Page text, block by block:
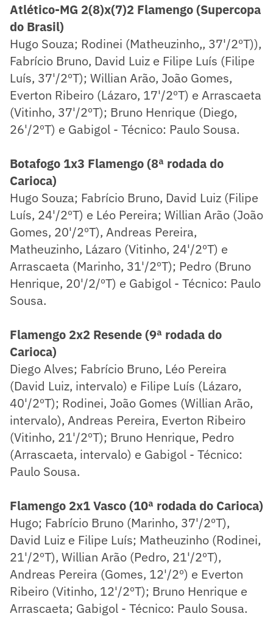
Atlético-MG 2(8)x(7)2 Flamengo (Supercopa
do Brasil)
Hugo Souza; Rodinei (Matheuzinho,, 37'/2ºT)),
Fabrício Bruno, David Luiz e Filipe Luís (Filipe
Luís, 37'/2ºT); Willian Arão, João Gomes,
Everton Ribeiro (Lázaro, 17'/2ºT) e Arrascaeta
(Vitinho, 37'/2ºT); Bruno Henrique (Diego,
26'/2ºT) e Gabigol - Técnico: Paulo Sousa.
Botafogo 1x3 Flamengo (8ª rodada do
Carioca)
Hugo Souza; Fabrício Bruno, David Luiz (Filipe
Luís, 24'/2ºT) e Léo Pereira; Willian Arão (João
Gomes, 20'/2ºT), Andreas Pereira,
Matheuzinho, Lázaro (Vitinho, 24'/2ºT) e
Arrascaeta (Marinho, 31'/2ºT); Pedro (Bruno
Henrique, 20'/2/ºT) e Gabigol - Técnico: Paulo
Sousa.
Flamengo 2x2 Resende (9ª rodada do
Carioca)
Diego Alves; Fabrício Bruno, Léo Pereira
(David Luiz, intervalo) e Filipe Luís (Lázaro,
40'/2ºT); Rodinei, João Gomes (Willian Arão,
intervalo), Andreas Pereira, Everton Ribeiro
(Vitinho, 21'/2ºT); Bruno Henrique, Pedro
(Arrascaeta, intervalo) e Gabigol - Técnico:
Paulo Sousa.
Flamengo 2x1 Vasco (10ª rodada do Carioca)
Hugo; Fabrício Bruno (Marinho, 37'/2ºT),
David Luiz e Filipe Luís; Matheuzinho (Rodinei,
21'/2ºT), Willian Arão (Pedro, 21'/2ºT),
Andreas Pereira (Gomes, 12'/2º) e Everton
Ribeiro (Vitinho, 12'/2ºT); Bruno Henrique e
Arrascaeta; Gabigol - Técnico: Paulo Sousa.